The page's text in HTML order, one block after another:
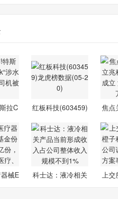
拉C
红板科技(603459)
焦点
械E
科士达：液冷相关
上